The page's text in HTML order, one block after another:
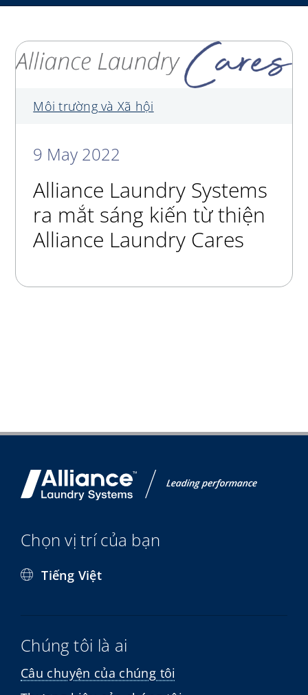
My Alliance
Môi trường và Xã hội
9 May 2022
Alliance Laundry Systems
ra mắt sáng kiến từ thiện
Alliance Laundry Cares
Chọn vị trí của bạn
Tiếng Việt
Chúng tôi là ai
Câu chuyện của chúng tôi